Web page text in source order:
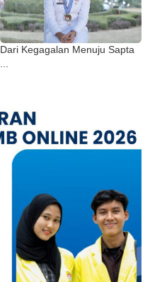
Dari Kegagalan Menuju Sapta